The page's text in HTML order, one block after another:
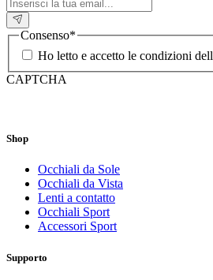
Consenso*
Ho letto e accetto le condizioni
CAPTCHA
Shop
Occhiali da Sole
Occhiali da Vista
Lenti a contatto
Occhiali Sport
Accessori Sport
Supporto